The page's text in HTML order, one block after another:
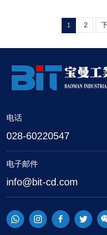
1 2
电话
028-60220547
电子邮件
info@bit-cd.com